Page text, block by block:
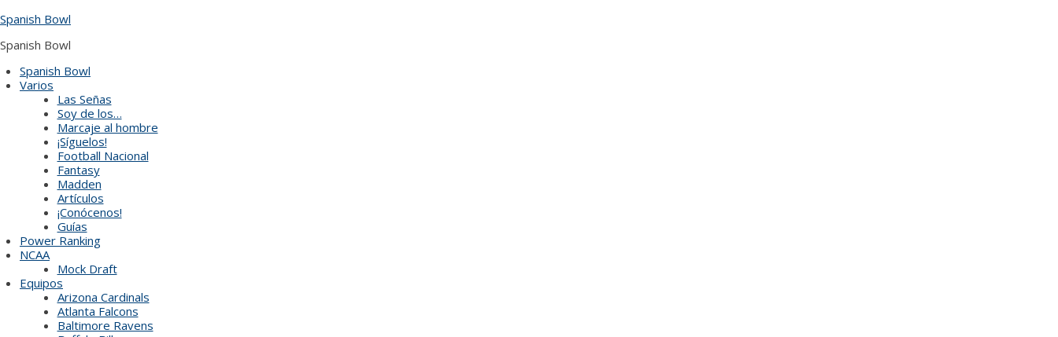
to
Spanish Bowl
Spanish Bowl
Spanish Bowl
Varios
Las Señas
Soy de los…
Marcaje al hombre
¡Síguelos!
Football Nacional
Fantasy
Madden
Artículos
¡Conócenos!
Guías
Power Ranking
NCAA
Mock Draft
Equipos
Arizona Cardinals
Atlanta Falcons
Baltimore Ravens